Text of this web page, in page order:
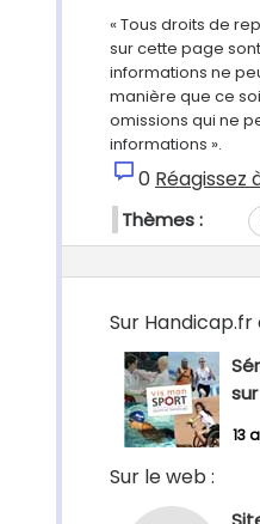
« Tous droits de
sur cette page
informations ne
manière que ce
omissions qui ne
informations ».
0
Thèmes :
Sur Handicap.fr
13
Sur le web :